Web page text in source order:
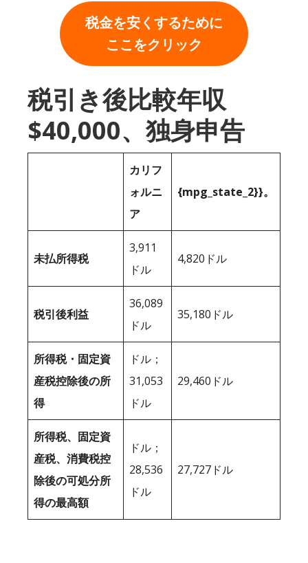
税金を安くするために
ここをクリック
税引き後比較年収
$40,000、独身申告
カリフ
ォルニ
ア
{mpg_state_2}}。
未払所得税
3,911
ドル
4,820ドル
税引後利益
36,089
ドル
35,180ドル
所得税・固定資
産税控除後の所
得
ドル；
31,053
ドル
29,460ドル
所得税、固定資
産税、消費税控
除後の可処分所
得の最高額
ドル；
28,536
ドル
27,727ドル